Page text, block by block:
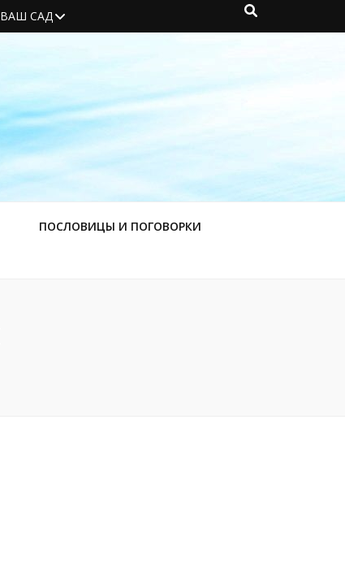
ВАШ САД
ПОСЛОВИЦЫ И ПОГОВОРКИ